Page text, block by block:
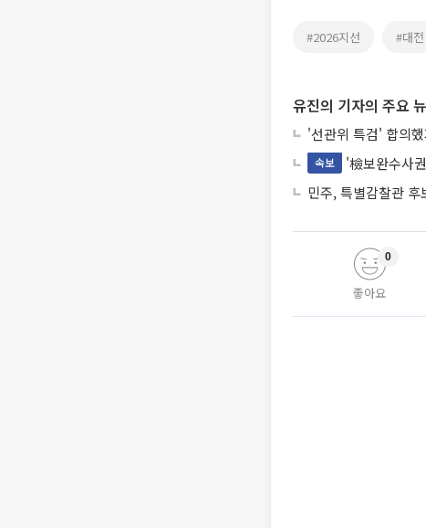
#2026지선 #대전
유진의 기자의 주요
'선관위 특검' 합의
속보
'檢보완수사
민주, 특별감찰관
좋아요
0